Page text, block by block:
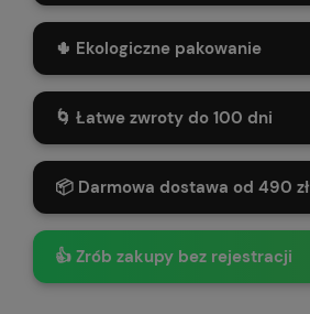
🌵 Ekologiczne pakowanie
🌀 Łatwe zwroty do 100 dni
📦 Darmowa dostawa od 490 zł
👍 Zrób zakupy bez rejestracji